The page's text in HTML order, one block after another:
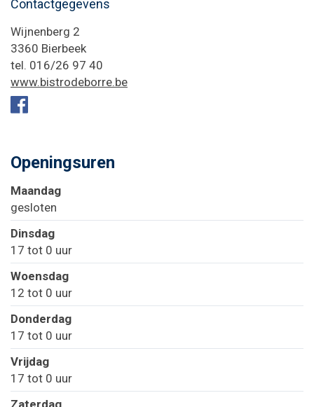
Contactgegevens
Adres
Wijnenberg 2
,3360 Bierbeek
tel. 016/26 97 40
Website
www.bistrodeborre.be
Facebook
Openingsuren
maandag
gesloten
dinsdag
17 tot 0 uur
woensdag
12 tot 0 uur
donderdag
17 tot 0 uur
vrijdag
17 tot 0 uur
zaterdag